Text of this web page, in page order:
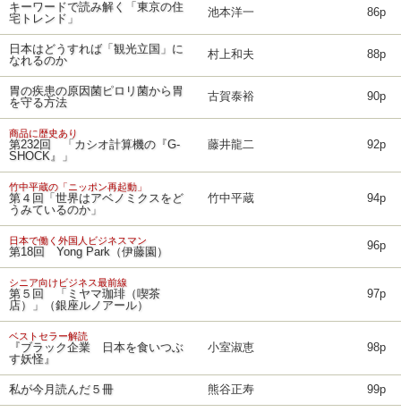
キーワードで読み解く「東京の住
宅トレンド」
池本洋一 86p
日本はどうすれば「観光立国」に
なれるのか
村上和夫 88p
胃の疾患の原因菌ピロリ菌から胃
を守る方法
古賀泰裕 90p
商品に歴史あり
第232回 「カシオ計算機の『G-
SHOCK』」
藤井龍二 92p
竹中平蔵の「ニッポン再起動」
第４回「世界はアベノミクスをど
うみているのか」
竹中平蔵 94p
日本で働く外国人ビジネスマン
第18回 Yong Park（伊藤園） 96p
シニア向けビジネス最前線
第５回 「ミヤマ珈琲（喫茶
店）」（銀座ルノアール）
97p
ベストセラー解読
『ブラック企業 日本を食いつぶ
す妖怪』
小室淑恵 98p
私が今月読んだ５冊 熊谷正寿 99p